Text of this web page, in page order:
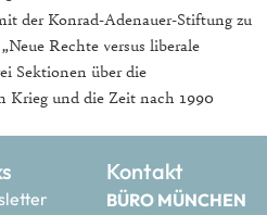
der Konrad-Adenauer-Stiftung zu
Rechte versus liberale
Sektionen über die
Krieg und die Zeit nach 1990
Kontakt
BÜRO MÜNCHEN